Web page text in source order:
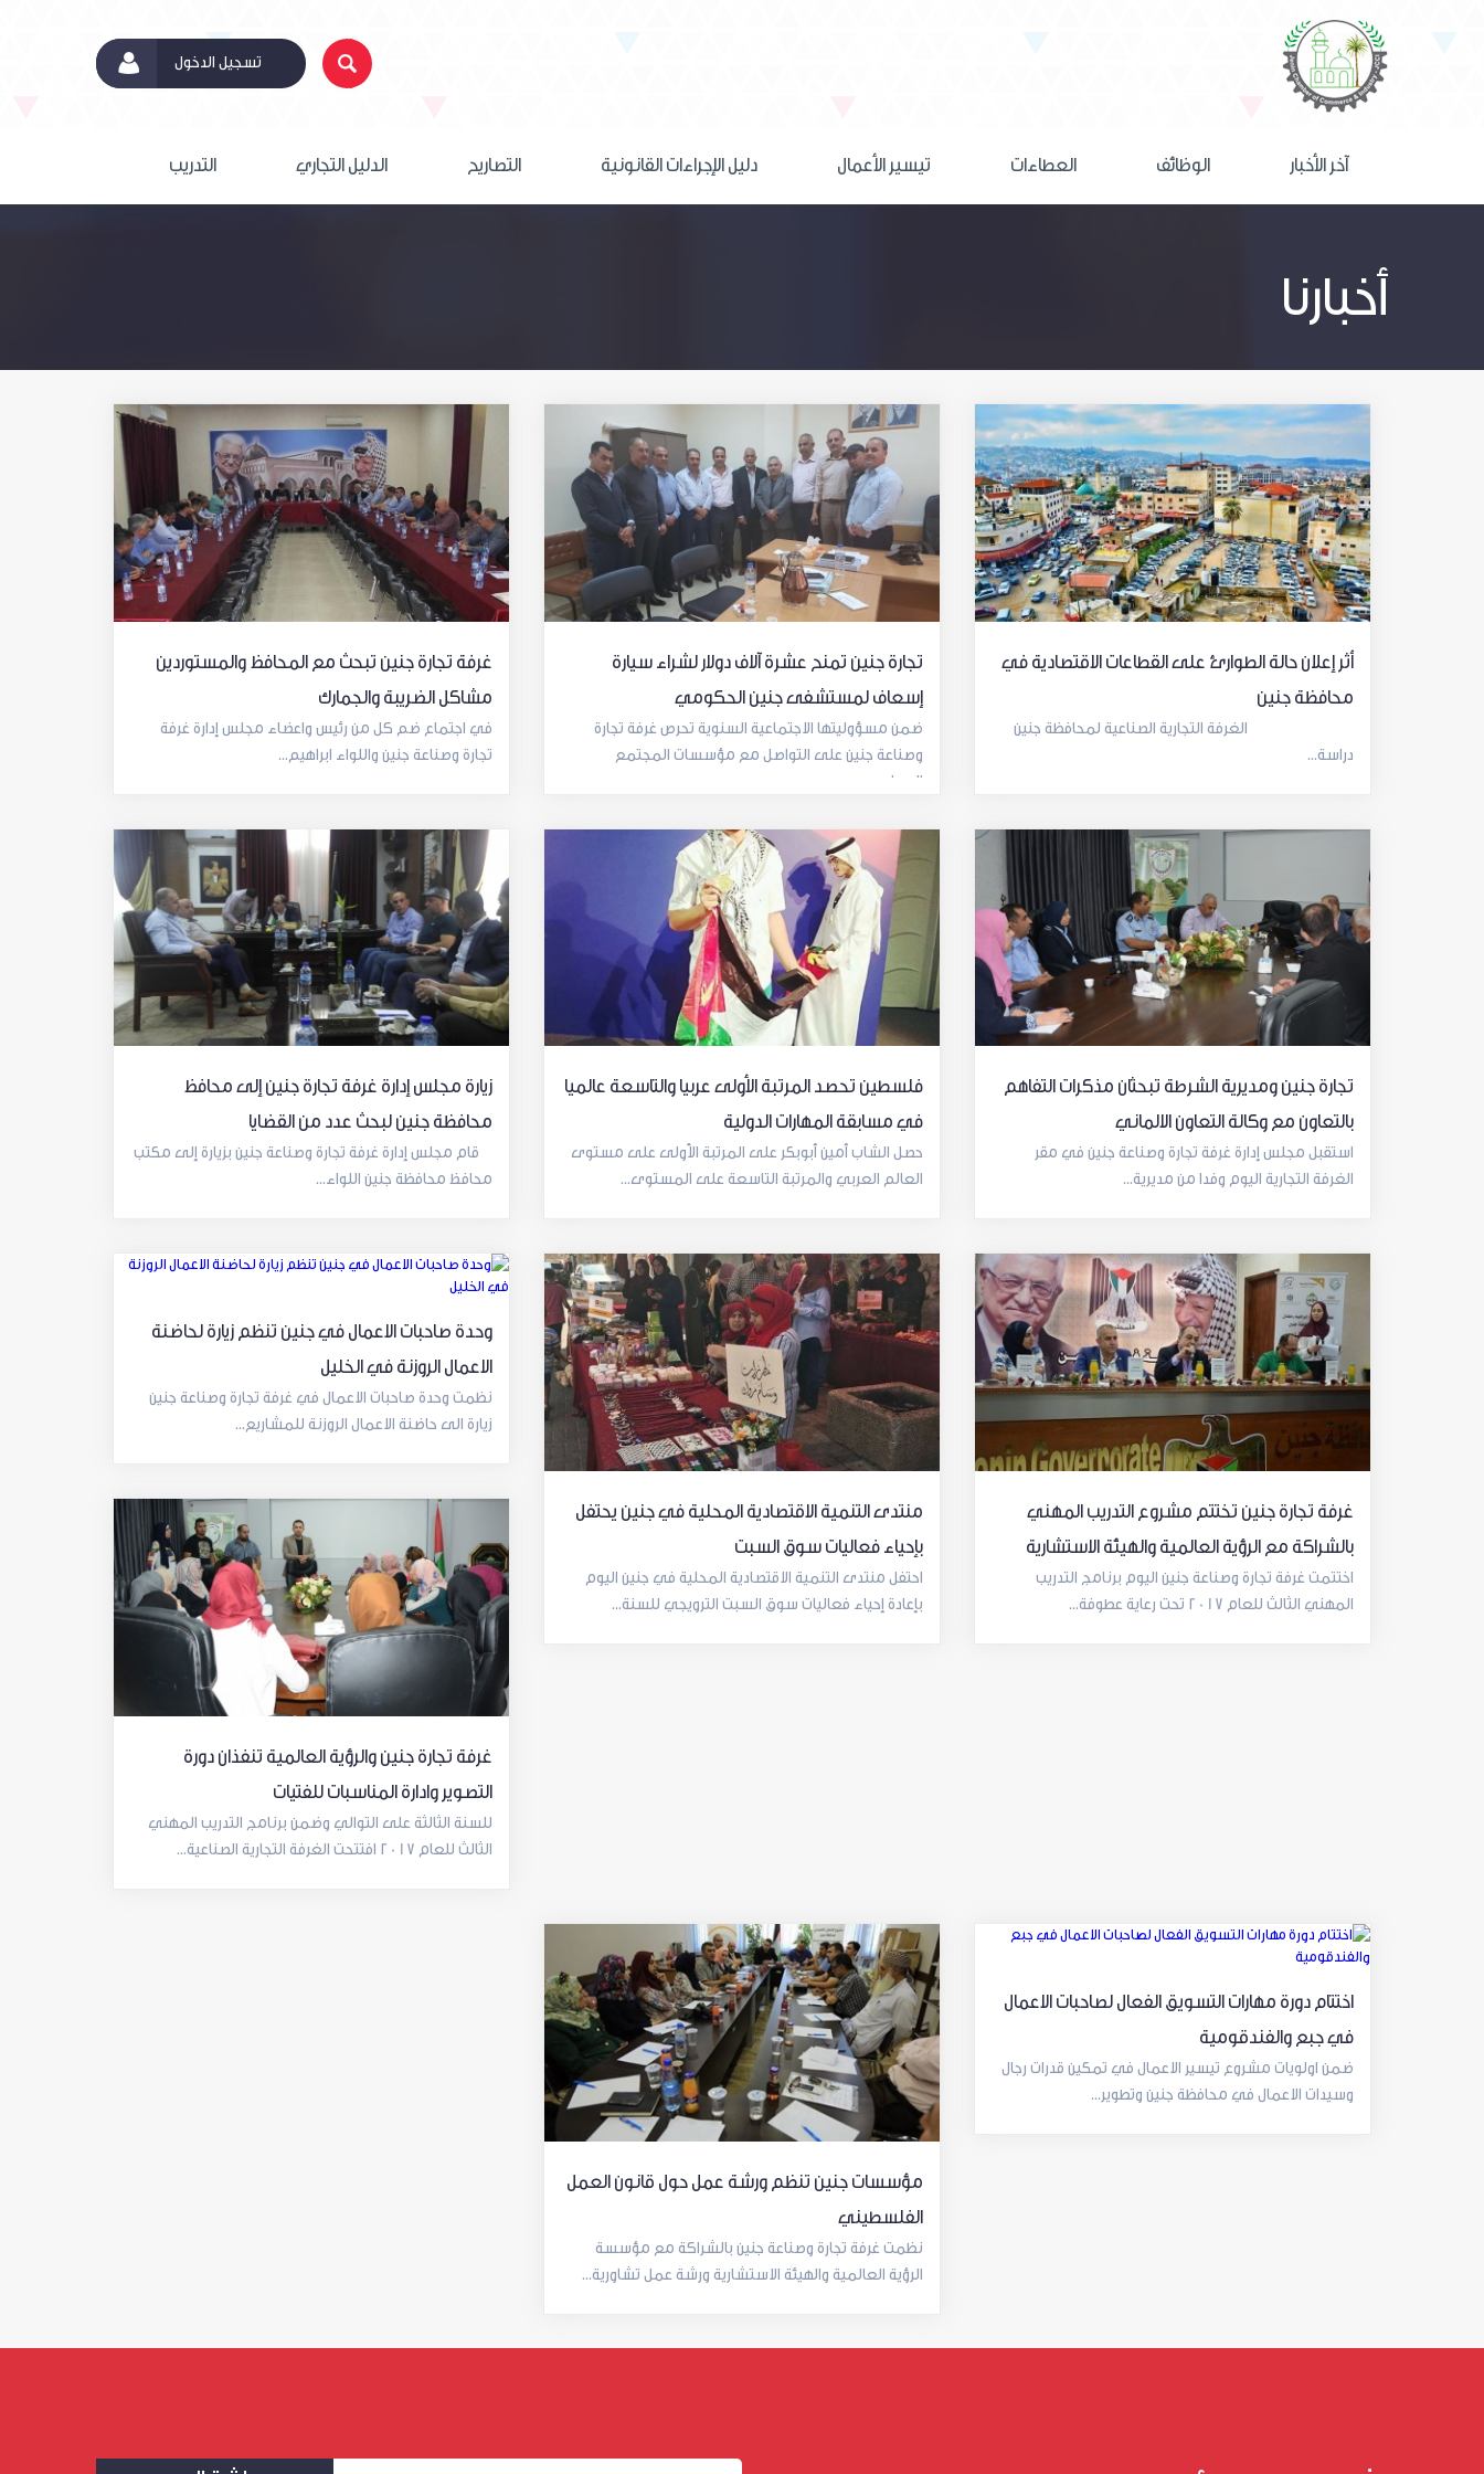
تسجيل الدخول
آخر الأخبار الوظائف العطاءات تيسير الأعمال دليل الإجراءات القانونية التصاريح الدليل التجاري التدريب
أخبارنا
أثر إعلان حالة الطوارئ على القطاعات الاقتصادية في
محافظة جنين
الغرفة التجارية الصناعية لمحافظة جنين
دراسة...
تجارة جنين تمنح عشرة آلاف دولار لشراء سيارة
إسعاف لمستشفى جنين الحكومي
ضمن مسؤوليتها الاجتماعية السنوية تحرص غرفة تجارة
وصناعة جنين على التواصل مع مؤسسات المجتمع
المحلي...
غرفة تجارة جنين تبحث مع المحافظ والمستوردين
مشاكل الضريبة والجمارك
في اجتماع ضم كل من رئيس واعضاء مجلس إدارة غرفة
تجارة وصناعة جنين واللواء ابراهيم...
تجارة جنين ومديرية الشرطة تبحثان مذكرات التفاهم
بالتعاون مع وكالة التعاون الالماني
استقبل مجلس إدارة غرفة تجارة وصناعة جنين في مقر
الغرفة التجارية اليوم وفدا من مديرية...
فلسطين تحصد المرتبة الأولى عربيا والتاسعة عالميا
في مسابقة المهارات الدولية
حصل الشاب أمين أبوبكر على المرتبة الأولى على مستوى
العالم العربي والمرتبة التاسعة على المستوى...
زيارة مجلس إدارة غرفة تجارة جنين إلى محافظ
محافظة جنين لبحث عدد من القضايا
قام مجلس إدارة غرفة تجارة وصناعة جنين بزيارة إلى مكتب
محافظ محافظة جنين اللواء...
غرفة تجارة جنين تختتم مشروع التدريب المهني
بالشراكة مع الرؤية العالمية والهيئة الاستشارية
اختتمت غرفة تجارة وصناعة جنين اليوم برنامج التدريب
المهني الثالث للعام 2017 تحت رعاية عطوفة...
منتدى التنمية الاقتصادية المحلية في جنين يحتفل
بإحياء فعاليات سوق السبت
احتفل منتدى التنمية الاقتصادية المحلية في جنين اليوم
بإعادة إحياء فعاليات سوق السبت الترويجي للسنة...
وحدة صاحبات الاعمال في جنين تنظم زيارة لحاضنة
الاعمال الروزنة في الخليل
نظمت وحدة صاحبات الاعمال في غرفة تجارة وصناعة جنين
زيارة الى حاضنة الاعمال الروزنة للمشاريع...
غرفة تجارة جنين والرؤية العالمية تنفذان دورة
التصوير وادارة المناسبات للفتيات
للسنة الثالثة على التوالي وضمن برنامج التدريب المهني
الثالث للعام 2017 افتتحت الغرفة التجارية الصناعية...
اختتام دورة مهارات التسويق الفعال لصاحبات الاعمال
في جبع والفندقومية
ضمن اولويات مشروع تيسير الاعمال في تمكين قدرات رجال
وسيدات الاعمال في محافظة جنين وتطوير...
مؤسسات جنين تنظم ورشة عمل حول قانون العمل
الفلسطيني
نظمت غرفة تجارة وصناعة جنين بالشراكة مع مؤسسة
الرؤية العالمية والهيئة الاستشارية ورشة عمل تشاورية...